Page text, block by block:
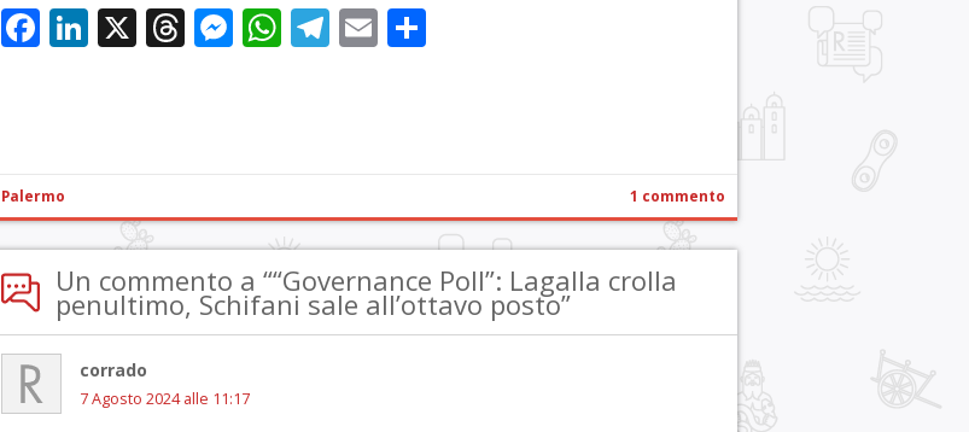
Facebook
LinkedIn
X Threads
Messenger
WhatsApp
Telegram
Email
Palermo 1 commento
Un commento a ““Governance Poll”: Lagalla crolla
penultimo, Schifani sale all’ottavo posto”
corrado
7 Agosto 2024 alle 11:17